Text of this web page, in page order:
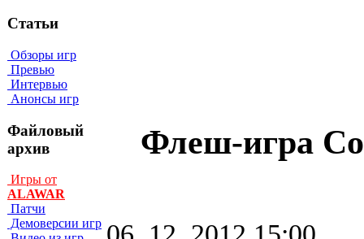
Статьи
Обзоры игр
Превью
Интервью
Анонсы игр
Файловый
архив
Игры от
ALAWAR
Патчи
Демоверсии игр
Флеш-игра